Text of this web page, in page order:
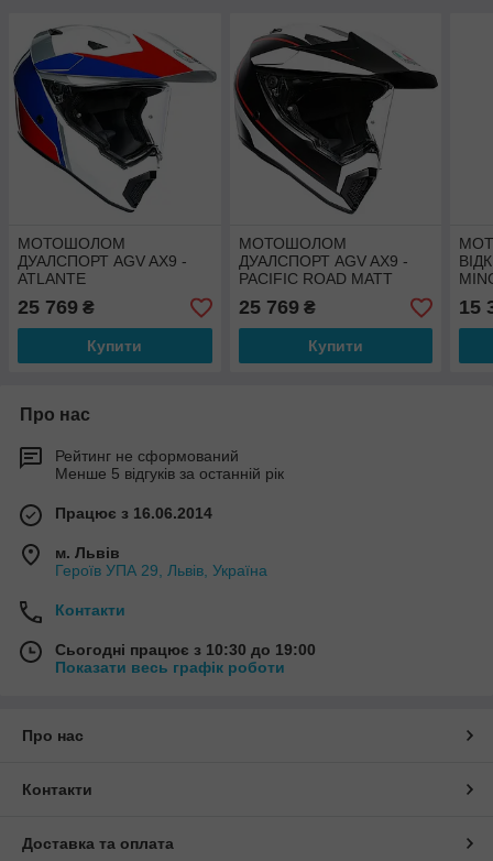
МОТОШОЛОМ
ДУАЛСПОРТ AGV AX9 -
ATLANTE
WHITE/BLUE/RED
25 769 ₴
Купити
МОТОШОЛОМ
ДУАЛСПОРТ AGV AX9 -
PACIFIC ROAD MATT
BLACK/WHITE/RED
25 769₴
Купити
15
Про нас
Рейтинг не сформований
Менше 5 відгуків за останній рік
Працює з 16.06.2014
м. Львів
Героїв УПА 29, Львів, Україна
Контакти
Сьогодні працює з 10:30 до 19:00
Показати весь графік роботи
Про нас
Контакти
Доставка та оплата